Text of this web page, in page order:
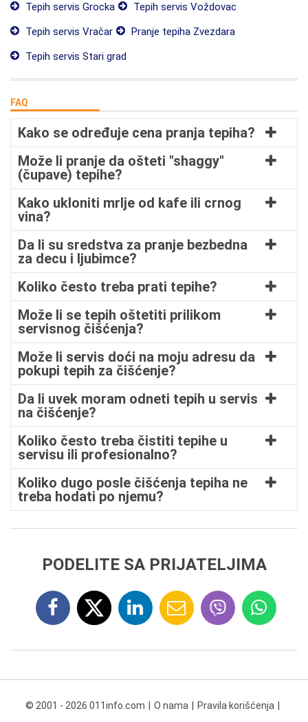
Tepih servis Grocka
Tepih servis Voždovac
Tepih servis Vračar
Pranje tepiha Zvezdara
Tepih servis Stari grad
FAQ
Kako se određuje cena pranja tepiha?
Može li pranje da ošteti "shaggy"
(čupave) tepihe?
Kako ukloniti mrlje od kafe ili crnog
vina?
Da li su sredstva za pranje bezbedna
za decu i ljubimce?
Koliko često treba prati tepihe?
Može li se tepih oštetiti prilikom
servisnog čišćenja?
Može li servis doći na moju adresu da
pokupi tepih za čišćenje?
Da li uvek moram odneti tepih u servis
na čišćenje?
Koliko često treba čistiti tepihe u
servisu ili profesionalno?
Koliko dugo posle čišćenja tepiha ne
treba hodati po njemu?
PODELITE SA PRIJATELJIMA
© 2001 - 2026 011info.com O nama Pravila korišćenja